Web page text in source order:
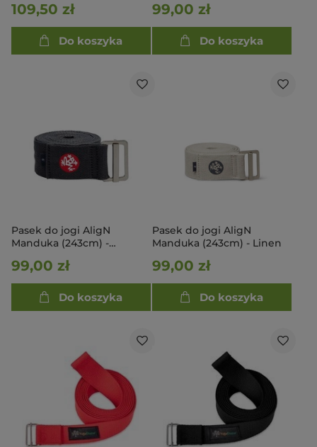
109,50 zł
Do koszyka
99,00 zł
Do koszyka
Pasek do jogi AligN
Manduka (243cm) -
99,00 zł
Do koszyka
Pasek do jogi AligN
Manduka (243cm) - Linen
99,00 zł
Do koszyka